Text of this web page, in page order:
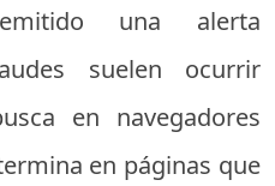
una alerta
suelen ocurrir
en navegadores
en páginas que